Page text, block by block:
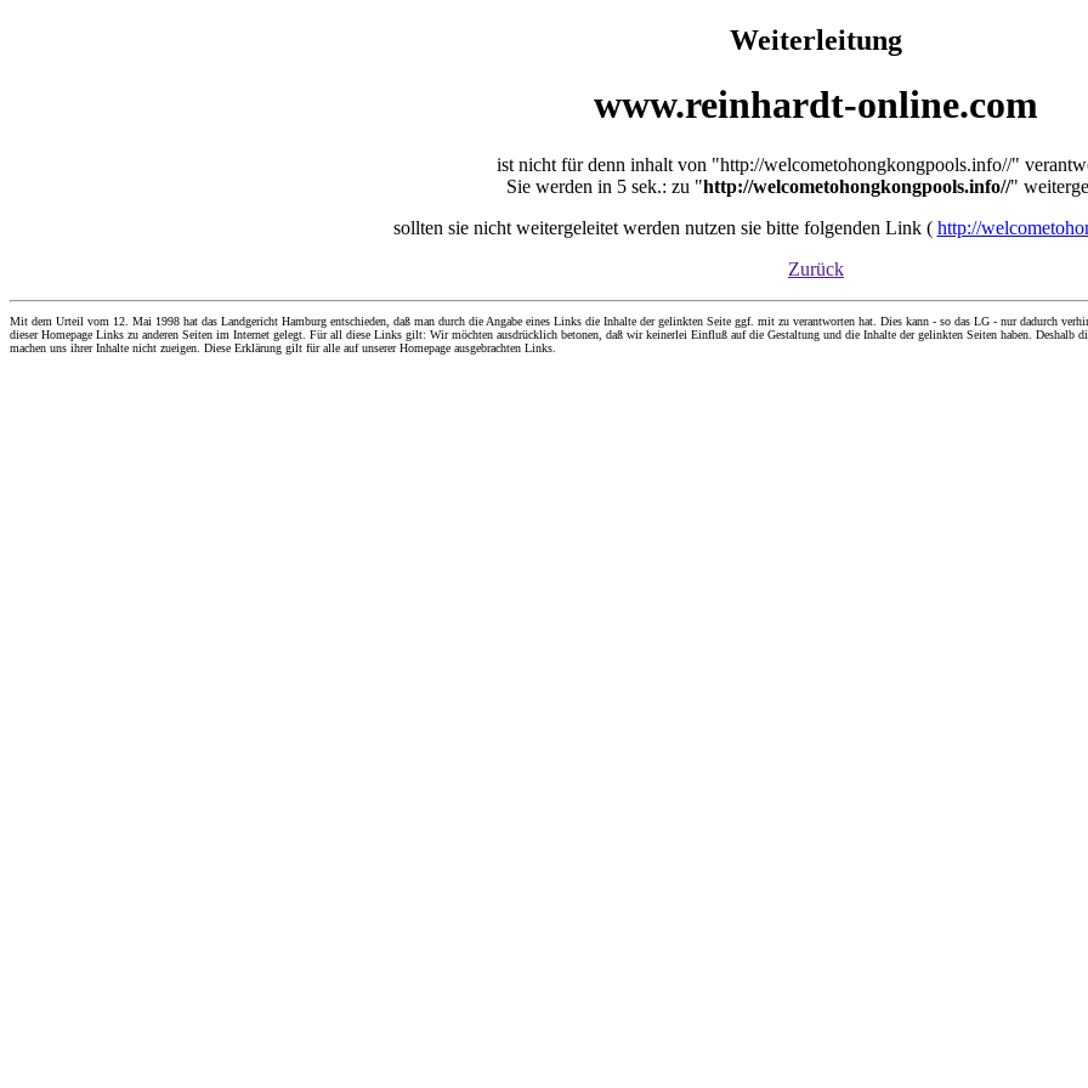
Weiterleitung
www.reinhardt-online.com
ist nicht für denn inhalt von "http://welcometohongkongpools.info//"
Sie werden in 5 sek.: zu "http://welcometohongkongpools.info//"
sollten sie nicht weitergeleitet werden nutzen sie bitte folgenden Link ( http://
Zurück
Mit dem Urteil vom 12. Mai 1998 hat das Landgericht Hamburg entschieden, daß man durch die Angabe eines Links die Inhalte der gelinkten Seite ggf. mit zu verantworten hat. Dies kann - so das LG - nur dadurch
dieser Homepage Links zu anderen Seiten im Internet gelegt. Für all diese Links gilt: Wir möchten ausdrücklich betonen, daß wir keinerlei Einfluß auf die Gestaltung und die Inhalte der gelinkten Seiten haben. Deshalb
machen uns ihrer Inhalte nicht zueigen. Diese Erklärung gilt für alle auf unserer Homepage ausgebrachten Links.